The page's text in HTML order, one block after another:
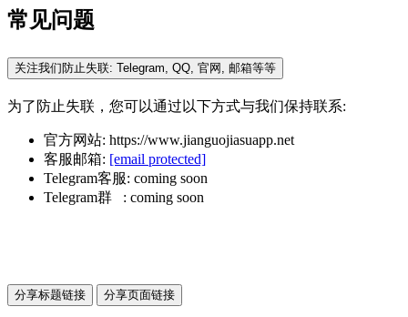
常见问题
关注我们防止失联: Telegram, QQ, 官网, 邮箱等等
为了防止失联，您可以通过以下方式与我们保持联系:
官方网站: https://www.jianguojiasuapp.net
客服邮箱: [email protected]
Telegram客服: coming soon
Telegram群 : coming soon
分享标题链接 分享页面链接